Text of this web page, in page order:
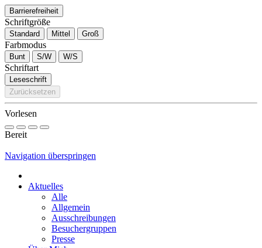
Barrierefreiheit
Schriftgröße
Standard Mittel Groß
Farbmodus
Bunt S/W W/S
Schriftart
Leseschrift
Zurücksetzen
Vorlesen
Bereit
Navigation überspringen
Aktuelles
Alle
Allgemein
Ausschreibungen
Besuchergruppen
Presse